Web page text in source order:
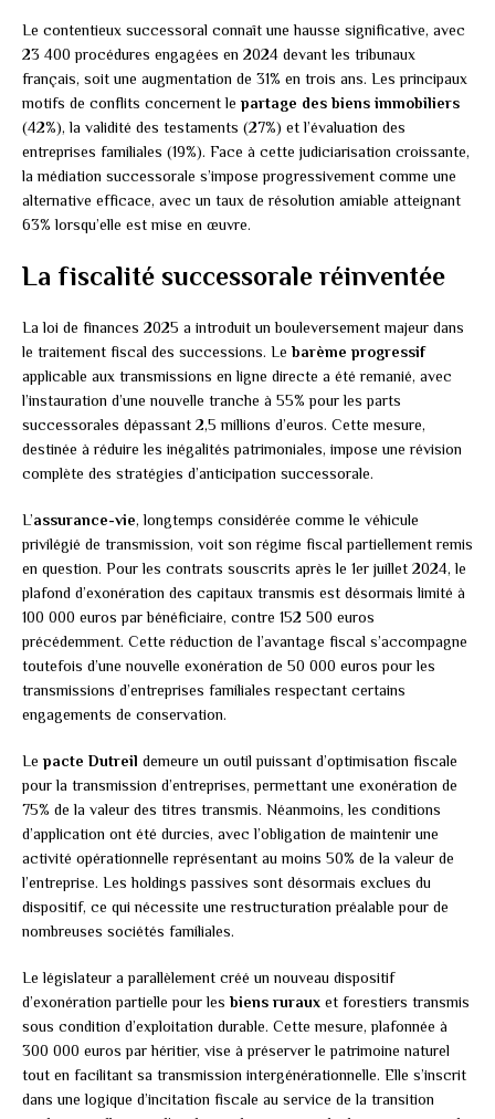
Le contentieux successoral connaît une hausse significative, avec
23 400 procédures engagées en 2024 devant les tribunaux
français, soit une augmentation de 31% en trois ans. Les principaux
motifs de conflits concernent le partage des biens immobiliers
(42%), la validité des testaments (27%) et l’évaluation des
entreprises familiales (19%). Face à cette judiciarisation croissante,
la médiation successorale s’impose progressivement comme une
alternative efficace, avec un taux de résolution amiable atteignant
63% lorsqu’elle est mise en œuvre.
La fiscalité successorale réinventée
La loi de finances 2025 a introduit un bouleversement majeur dans
le traitement fiscal des successions. Lebarème progressif
applicable aux transmissions en ligne directe a été remanié, avec
l’instauration d’une nouvelle tranche à 55% pour les parts
successorales dépassant 2,5 millions d’euros. Cette mesure,
destinée à réduire les inégalités patrimoniales, impose une révision
complète des stratégies d’anticipation successorale.
L’assurance-vie, longtemps considérée comme le véhicule
privilégié de transmission, voit son régime fiscal partiellement remis
en question. Pour les contrats souscrits après le 1er juillet 2024, le
plafond d’exonération des capitaux transmis est désormais limité à
100 000 euros par bénéficiaire, contre 152 500 euros
précédemment. Cette réduction de l’avantage fiscal s’accompagne
toutefois d’une nouvelle exonération de 50 000 euros pour les
transmissions d’entreprises familiales respectant certains
engagements de conservation.
Le pacte Dutreil demeure un outil puissant d’optimisation fiscale
pour la transmission d’entreprises, permettant une exonération de
75% de la valeur des titres transmis. Néanmoins, les conditions
d’application ont été durcies, avec l’obligation de maintenir une
activité opérationnelle représentant au moins 50% de la valeur de
l’entreprise. Les holdings passives sont désormais exclues du
dispositif, ce qui nécessite une restructuration préalable pour de
nombreuses sociétés familiales.
Le législateur a parallèlement créé un nouveau dispositif
d’exonération partielle pour lesbiens ruraux et forestiers transmis
sous condition d’exploitation durable. Cette mesure, plafonnée à
300 000 euros par héritier, vise à préserver le patrimoine naturel
tout en facilitant sa transmission intergénérationnelle. Elle s’inscrit
dans une logique d’incitation fiscale au service de la transition